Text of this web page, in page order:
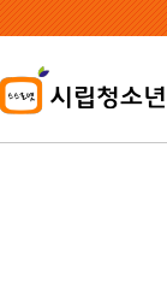
본
문
용
바
가